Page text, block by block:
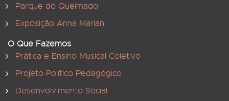
Parque do Queimado
Exposição Anna Mariani
O Que Fazemos
Prática e Ensino Musical Coletivo
Projeto Político Pedagógico
Desenvolvimento Social